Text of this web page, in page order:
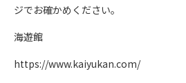
ジでお確かめください。
海遊館
https://www.kaiyukan.com/